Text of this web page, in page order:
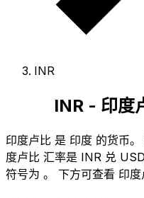
INR
INR - 印度
印度卢比 是 印度 的货币。
度卢比 汇率是 INR 兑
符号为 ₹。 下方可查看 印度